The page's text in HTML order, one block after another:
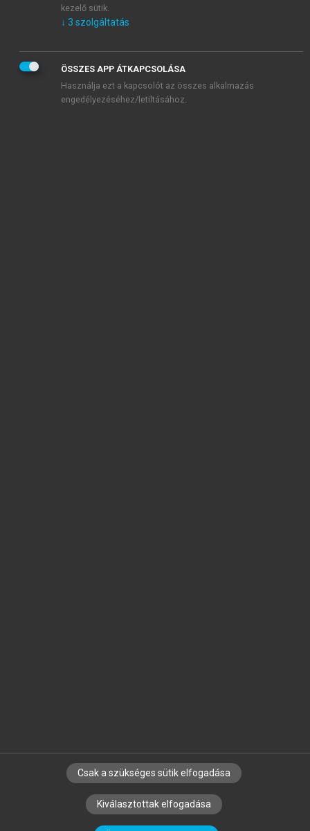
KIPRÓBÁLOM
SZERZŐKNEK CÉGEKNEK KÖNYVTÁROSOKNAK
SZERKESZTÉSI ÉS LEKTORÁLÁSI ALAPELVEK
kezelő sütik.
↓ 3 szolgáltatás
ÖSSZES APP ÁTKAPCSOLÁSA
Használja ezt a kapcsolót az összes alkalmazás
engedélyezéséhez/letiltásához.
Csak a szükséges sütik elfogadása
Kiválasztottak elfogadása